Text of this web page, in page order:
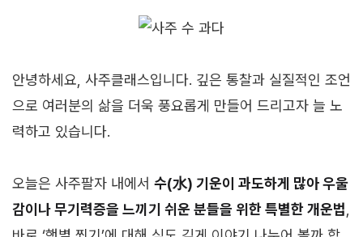
안녕하세요, 사주클래스입니다. 깊은 통찰과 실질적인 조언
으로 여러분의 삶을 더욱 풍요롭게 만들어 드리고자 늘 노
력하고 있습니다.
오늘은 사주팔자 내에서 수(水) 기운이 과도하게 많아 우울
감이나 무기력증을 느끼기 쉬운 분들을 위한 특별한 개운법